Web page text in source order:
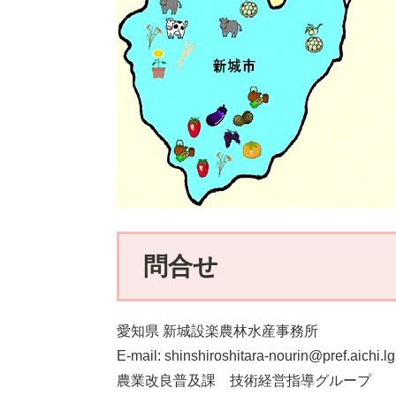
問合せ
愛知県 新城設楽農林水産事務所
E-mail: shinshiroshitara-
農業改良普及課 技術経営指導グループ